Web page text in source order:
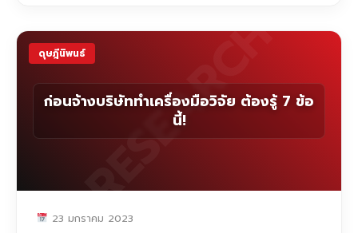
ดุษฎีนิพนธ์
ก่อนจ้างบริษัททำเครื่องมือวิจัย ต้องรู้ 7 ข้อ
นี้!
RESEARCH
23 มกราคม 2023